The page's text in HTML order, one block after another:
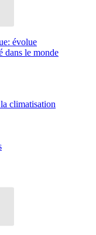
évolue
dans le monde
climatisation